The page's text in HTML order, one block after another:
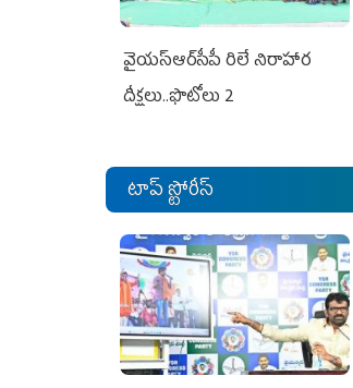
వైయ‌స్ఆర్‌సీపీ రిలే నిరాహార
దీక్షలు..ఫొటోలు 2
టాప్ స్టోరీస్